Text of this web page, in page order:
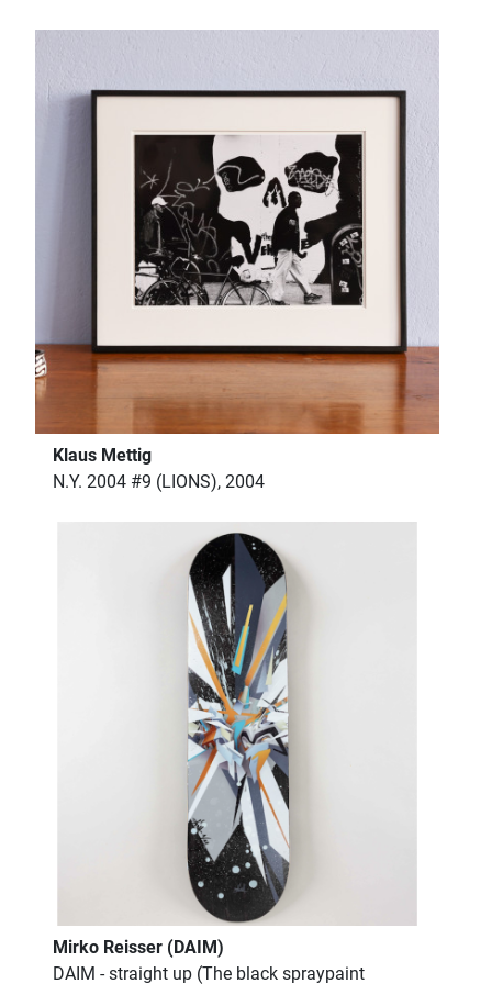
Klaus Mettig
N.Y. 2004 #9 (LIONS), 2004
Mirko Reisser (DAIM)
DAIM - straight up (The black spraypaint